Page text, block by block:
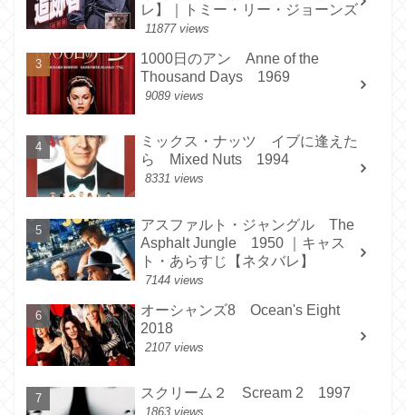
レ】｜トミー・リー・ジョーンズ
11877 views
1000日のアン Anne of the
Thousand Days 1969
9089 views
ミックス・ナッツ イブに逢えた
ら Mixed Nuts 1994
8331 views
アスファルト・ジャングル The
Asphalt Jungle 1950 ｜キャス
ト・あらすじ【ネタバレ】
7144 views
オーシャンズ8 Ocean's Eight
2018
2107 views
スクリーム２ Scream 2 1997
1863 views